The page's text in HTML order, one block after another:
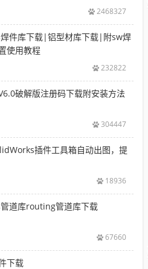
2468327
件库下载|铝型材库下载|附sw焊
使用教程
232822
破解版注册码下载附安装方法
304447
插件工具箱自动出图，提
18936
道库routing管道库下载
67660
下载